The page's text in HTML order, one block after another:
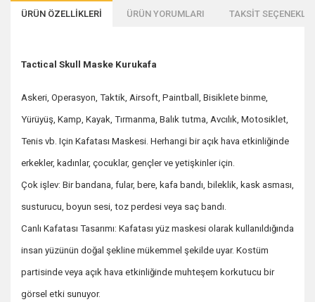
ÜRÜN ÖZELLİKLERİ ÜRÜN YORUMLARI TAKSİT
Tactical Skull Maske Kurukafa
Askeri, Operasyon, Taktik, Airsoft, Paintball, Bisiklete binme,
Yürüyüş, Kamp, Kayak, Tırmanma, Balık tutma, Avcılık, Motosiklet,
Tenis vb. Için Kafatası Maskesi. Herhangi bir açık hava etkinliğinde
erkekler, kadınlar, çocuklar, gençler ve yetişkinler için.
Çok işlev: Bir bandana, fular, bere, kafa bandı, bileklik, kask asması,
susturucu, boyun sesi, toz perdesi veya saç bandı.
Canlı Kafatası Tasarımı: Kafatası yüz maskesi olarak kullanıldığında
insan yüzünün doğal şekline mükemmel şekilde uyar. Kostüm
partisinde veya açık hava etkinliğinde muhteşem korkutucu bir
görsel etki sunuyor.